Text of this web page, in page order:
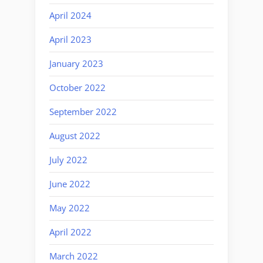
April 2024
April 2023
January 2023
October 2022
September 2022
August 2022
July 2022
June 2022
May 2022
April 2022
March 2022